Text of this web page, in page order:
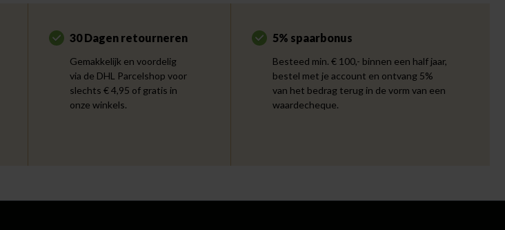
30 Dagen retourneren
Gemakkelijk en voordelig
via de DHL Parcelshop voor
slechts € 4,95 of gratis in
onze winkels.
5% spaarbonus
Besteed min. € 100,- binnen een half jaar,
bestel met je account en ontvang 5%
van het bedrag terug in de vorm van een
waardecheque.